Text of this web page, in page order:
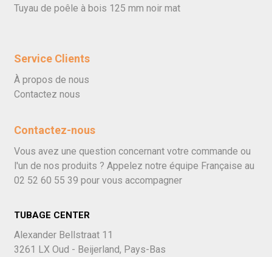
Tuyau de poêle à bois 125 mm noir mat
Service Clients
À propos de nous
Contactez nous
Contactez-nous
Vous avez une question concernant votre commande ou
l'un de nos produits ? Appelez notre équipe Française au
02 52 60 55 39 pour vous accompagner
TUBAGE CENTER
Alexander Bellstraat 11
3261 LX Oud - Beijerland, Pays-Bas